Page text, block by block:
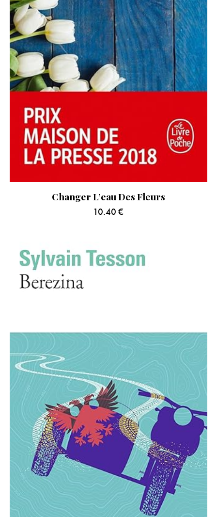
Changer L’eau Des Fleurs
10.40 €